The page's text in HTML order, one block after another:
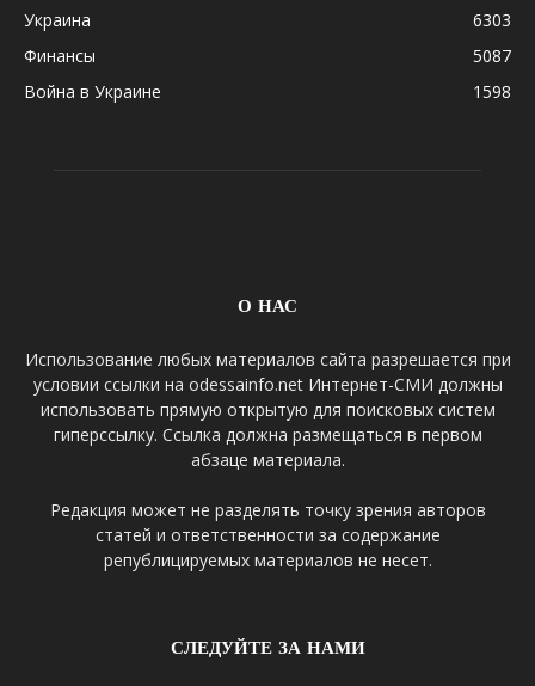
Украина
6303
Финансы
5087
Война в Украине
1598
О НАС
Использование любых материалов сайта разрешается при
условии ссылки на odessainfo.net Интернет-СМИ должны
использовать прямую открытую для поисковых систем
гиперссылку. Ссылка должна размещаться в первом
абзаце материала.
Редакция может не разделять точку зрения авторов
статей и ответственности за содержание
републицируемых материалов не несет.
СЛЕДУЙТЕ ЗА НАМИ